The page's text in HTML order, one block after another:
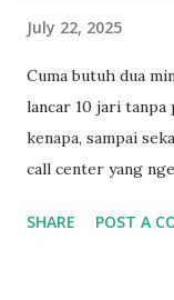
July 22, 2025
Cuma butuh dua
lancar 10 jari
kenapa, sampai
call center yang
utama kalau kerja
SHARE POST A